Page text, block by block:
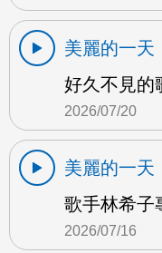
美麗的一天
好久不見的
2026/07/20
美麗的一天
歌手林希子
2026/07/16